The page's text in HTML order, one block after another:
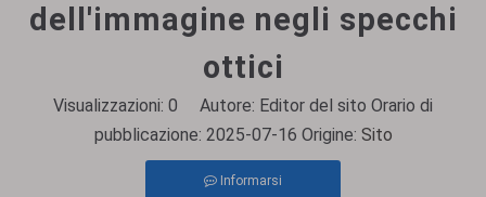
dell'immagine negli specchi
ottici
Visualizzazioni: 0 Autore: Editor del sito Orario di
pubblicazione: 2025-07-16 Origine: Sito
Informarsi